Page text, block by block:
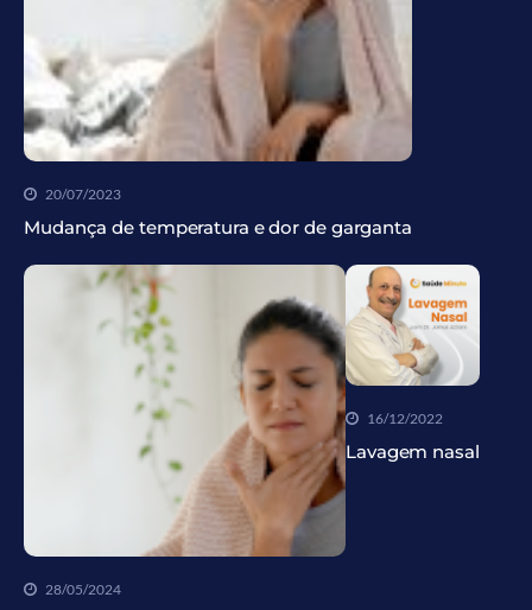
20/07/2023
Mudança de temperatura e dor de garganta
28/05/2024
16/12/2022
Lavagem nasal